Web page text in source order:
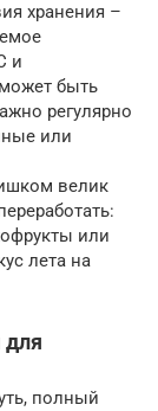
хранения –
и
быть
регулярно
или
велик
или
лета на
для
полный